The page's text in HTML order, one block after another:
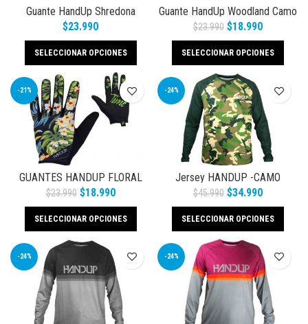
Guante HandUp Shredona
$23.990
SELECCIONAR OPCIONES
Guante HandUp Woodland Camo
$23.990 $18.990
SELECCIONAR OPCIONES
-21%
GUANTES HANDUP FLORAL
$23.990 $18.990
SELECCIONAR OPCIONES
-24%
Jersey HANDUP -CAMO
$45.990 $34.990
SELECCIONAR OPCIONES
-24% -24%